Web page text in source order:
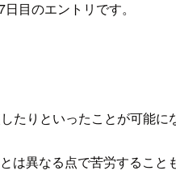
目のエントリです。
りといったことが可能に
異なる点で苦労するこ